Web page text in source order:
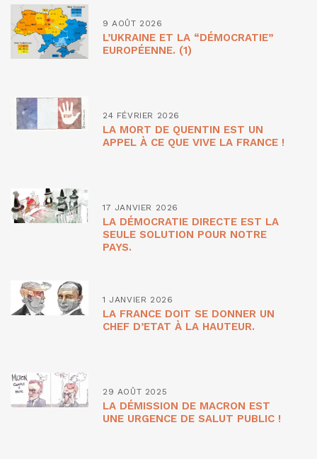
9 AOÛT 2026
L’UKRAINE ET LA “DÉMOCRATIE”
EUROPÉENNE. (1)
24 FÉVRIER 2026
LA MORT DE QUENTIN EST UN
APPEL À CE QUE VIVE LA FRANCE !
17 JANVIER 2026
LA DÉMOCRATIE DIRECTE EST LA
SEULE SOLUTION POUR NOTRE
PAYS.
1 JANVIER 2026
LA FRANCE DOIT SE DONNER UN
CHEF D’ETAT À LA HAUTEUR.
29 AOÛT 2025
LA DÉMISSION DE MACRON EST
UNE URGENCE DE SALUT PUBLIC !